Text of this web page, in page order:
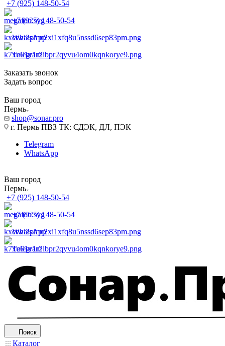
+7 (925) 148-50-54
+7 (925) 148-50-54
WhatsApp
Telegram
Заказать звонок
Задать вопрос
Ваш город
Пермь
shop@sonar.pro
г. Пермь ПВЗ ТК: СДЭК, ДЛ, ПЭК
Telegram
WhatsApp
Ваш город
Пермь
+7 (925) 148-50-54
+7 (925) 148-50-54
WhatsApp
Telegram
Поиск
Каталог